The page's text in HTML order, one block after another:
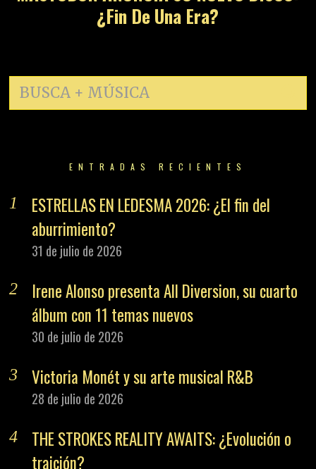
¿Fin De Una Era?
ENTRADAS RECIENTES
ESTRELLAS EN LEDESMA 2026: ¿El fin del
aburrimiento?
31 de julio de 2026
Irene Alonso presenta All Diversion, su cuarto
álbum con 11 temas nuevos
30 de julio de 2026
Victoria Monét y su arte musical R&B
28 de julio de 2026
THE STROKES REALITY AWAITS: ¿Evolución o
traición?